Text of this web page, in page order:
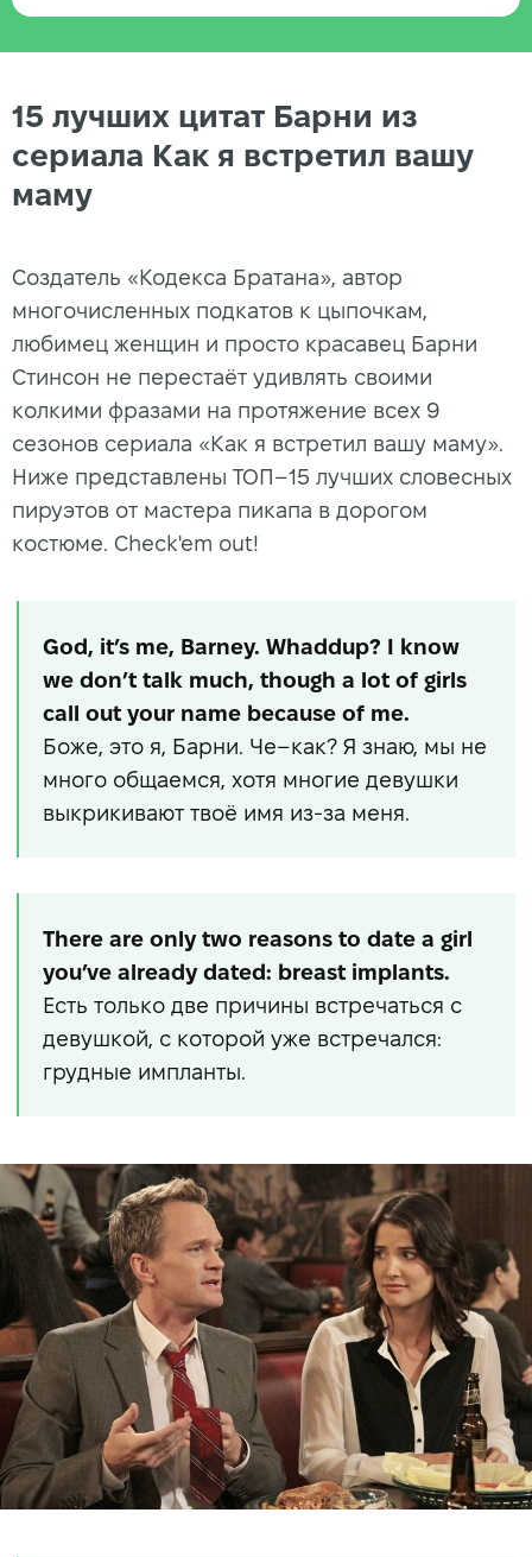
15 лучших цитат Барни из
сериала Как я встретил вашу
маму
Создатель «Кодекса Братана», автор
многочисленных подкатов к цыпочкам,
любимец женщин и просто красавец Барни
Стинсон не перестаёт удивлять своими
колкими фразами на протяжение всех 9
сезонов сериала «Как я встретил вашу маму».
Ниже представлены ТОП–15 лучших словесных
пируэтов от мастера пикапа в дорогом
костюме. Check'em out!
God, it’s me, Barney. Whaddup? I know
we don’t talk much, though a lot of girls
call out your name because of me.
Боже, это я, Барни. Че–как? Я знаю, мы не
много общаемся, хотя многие девушки
выкрикивают твоё имя из-за меня.
There are only two reasons to date a girl
you’ve already dated: breast implants.
Есть только две причины встречаться с
девушкой, с которой уже встречался:
грудные импланты.